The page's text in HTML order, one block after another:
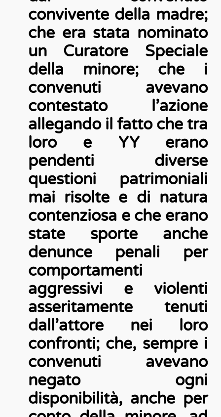
convivente della madre;
che era stata nominato
un Curatore Speciale
della minore; che i
convenuti avevano
contestato l’azione
allegando il fatto che tra
loro e YY erano
pendenti diverse
questioni patrimoniali
mai risolte e di natura
contenziosa e che erano
state sporte anche
denunce penali per
comportamenti
aggressivi e violenti
asseritamente tenuti
dall’attore nei loro
confronti; che, sempre i
convenuti avevano
negato ogni
disponibilità, anche per